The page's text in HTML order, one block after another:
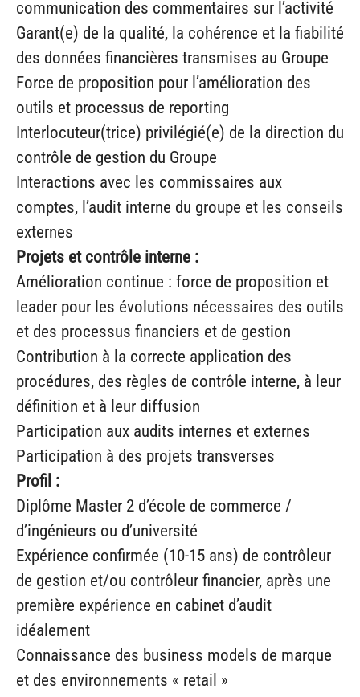
communication des commentaires sur l’activité
Garant(e) de la qualité, la cohérence et la fiabilité
des données financières transmises au Groupe
Force de proposition pour l’amélioration des
outils et processus de reporting
Interlocuteur(trice) privilégié(e) de la direction du
contrôle de gestion du Groupe
Interactions avec les commissaires aux
comptes, l’audit interne du groupe et les conseils
externes
Projets et contrôle interne :
Amélioration continue : force de proposition et
leader pour les évolutions nécessaires des outils
et des processus financiers et de gestion
Contribution à la correcte application des
procédures, des règles de contrôle interne, à leur
définition et à leur diffusion
Participation aux audits internes et externes
Participation à des projets transverses
Profil :
Diplôme Master 2 d’école de commerce /
d’ingénieurs ou d’université
Expérience confirmée (10-15 ans) de contrôleur
de gestion et/ou contrôleur financier, après une
première expérience en cabinet d’audit
idéalement
Connaissance des business models de marque
et des environnements « retail »